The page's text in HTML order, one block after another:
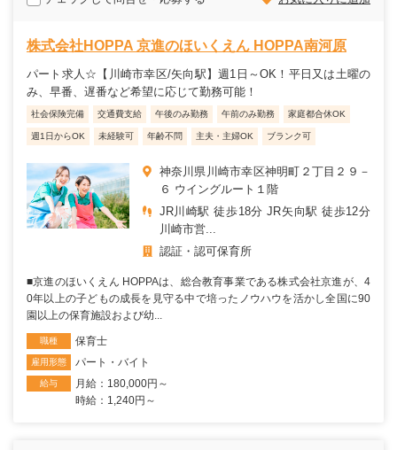
株式会社HOPPA 京進のほいくえん HOPPA南河原
パート求人☆【川崎市幸区/矢向駅】週1日～OK！平日又は土曜の
み、早番、遅番など希望に応じて勤務可能！
社会保険完備 交通費支給 午後のみ勤務 午前のみ勤務 家庭都合休OK
週1日からOK 未経験可 年齢不問 主夫・主婦OK ブランク可
神奈川県川崎市幸区神明町２丁目２９－
６ ウイングルート１階
JR川崎駅 徒歩18分 JR矢向駅 徒歩12分
川崎市営...
認証・認可保育所
■京進のほいくえん HOPPAは、総合教育事業である株式会社京進が、4
0年以上の子どもの成長を見守る中で培ったノウハウを活かし全国に90
園以上の保育施設および幼...
職種 保育士
雇用形態 パート・バイト
給与
月給：180,000円～
時給：1,240円～